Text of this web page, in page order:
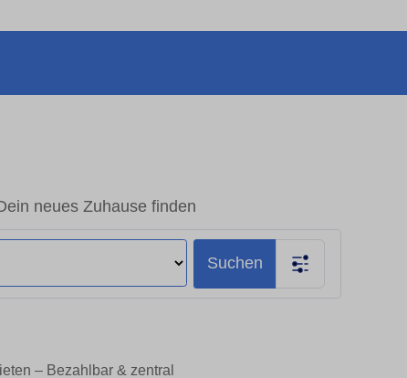
neues Zuhause finden
Suchen
– Bezahlbar & zentral